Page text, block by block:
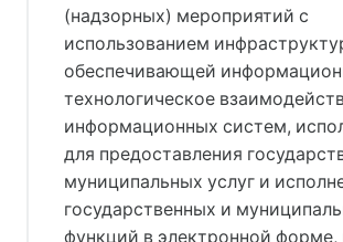
(надзорных) мероприятий с
использованием
обеспечивающей
технологическое
информационных систем,
для предоставления
муниципальных услуг и
государственных и
функций в электронной форме,